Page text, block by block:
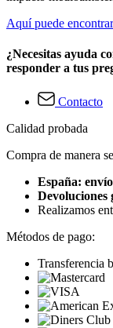
Aquí puede
¿Necesitas ayuda
responder a tus
Contacto
Calidad probada
Compra de manera
España:
Devoluciones
Realizamos
Métodos de pago:
Transferencia